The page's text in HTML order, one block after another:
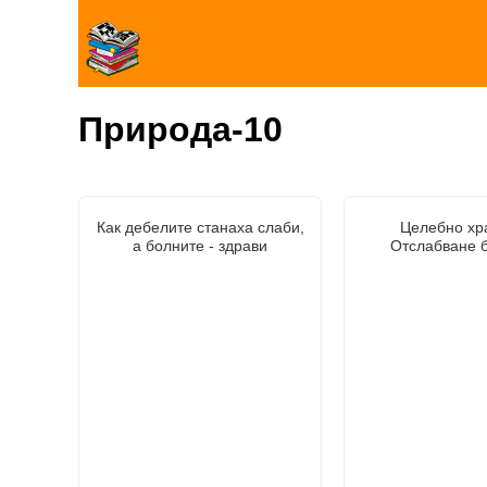
Природа-10
Как дебелите станаха слаби,
а болните - здрави
Целебно
Отслабване